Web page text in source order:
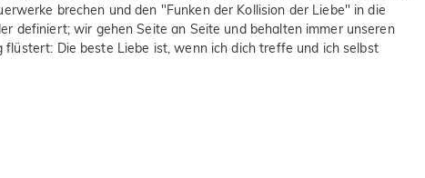
brechen und den "Funken der Kollision der Liebe" in die
definiert; wir gehen Seite an Seite und behalten immer unseren
flüstert: Die beste Liebe ist, wenn ich dich treffe und ich selbst